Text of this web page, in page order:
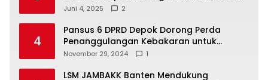
Silaturahmi dan Kekompakan
Juni 4, 2025 2
4
Pansus 6 DPRD Depok Dorong Perda
Penanggulangan Kebakaran untuk
Keselamatan Warga
November 29, 2024 1
LSM JAMBAKK Banten Mendukung